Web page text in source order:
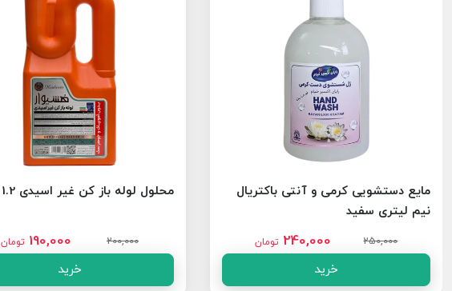
مایع دستشویی کرمی و آنتی باکتریال
نیم لیتری سفید
250,000
240,000 تومان
خرید
محلول لوله باز کن غیر اسیدی 1.2 لیتری
200,000
190,000 تومان
خرید